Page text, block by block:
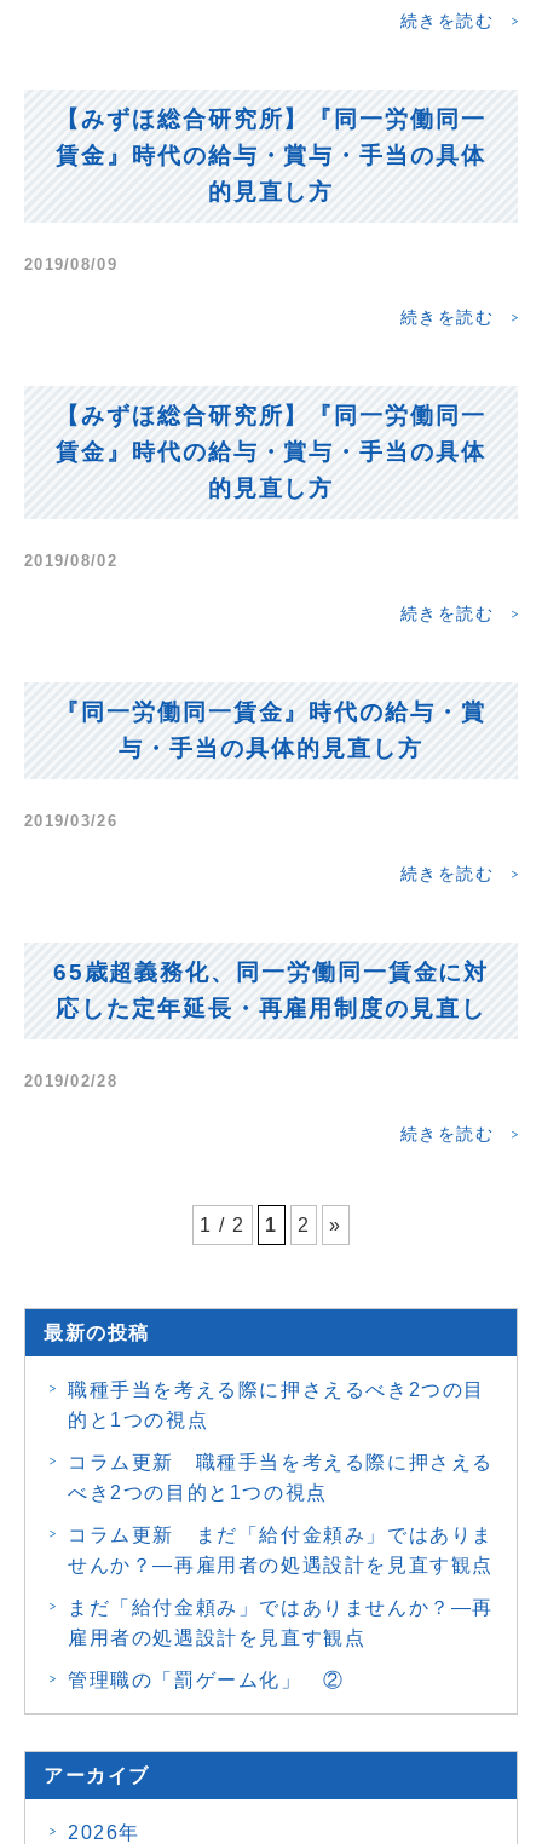
続きを読む
【みずほ総合研究所】『同一労働同一
賃金』時代の給与・賞与・手当の具体
的見直し方
2019/08/09
続きを読む
【みずほ総合研究所】『同一労働同一
賃金』時代の給与・賞与・手当の具体
的見直し方
2019/08/02
続きを読む
『同一労働同一賃金』時代の給与・賞
与・手当の具体的見直し方
2019/03/26
続きを読む
65歳超義務化、同一労働同一賃金に対
応した定年延長・再雇用制度の見直し
2019/02/28
続きを読む
1 / 2 1 2 »
最新の投稿
職種手当を考える際に押さえるべき2つの目
的と1つの視点
コラム更新 職種手当を考える際に押さえる
べき2つの目的と1つの視点
コラム更新 まだ「給付金頼み」ではありま
せんか？―再雇用者の処遇設計を見直す観点
まだ「給付金頼み」ではありませんか？―再
雇用者の処遇設計を見直す観点
管理職の「罰ゲーム化」 ②
アーカイブ
2026年